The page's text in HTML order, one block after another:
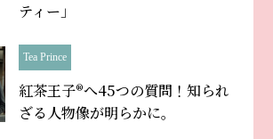
ティー」
Tea Prince
紅茶王子®へ45つの質問！知られ
ざる人物像が明らかに。